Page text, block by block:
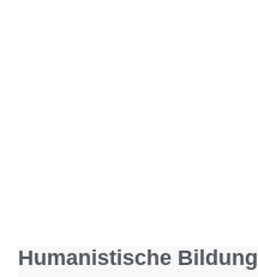
Humanistische Bildung